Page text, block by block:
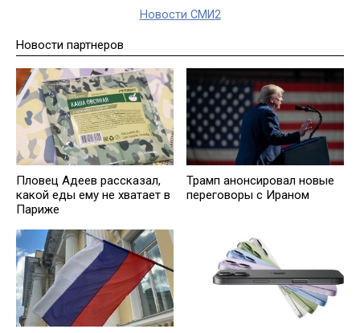
Новости СМИ2
Новости партнеров
Пловец Адеев рассказал,
какой еды ему не хватает в
Париже
Трамп анонсировал новые
переговоры с Ираном